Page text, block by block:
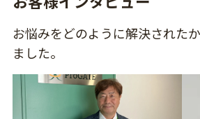
お悩みをどのように解決された
ました。